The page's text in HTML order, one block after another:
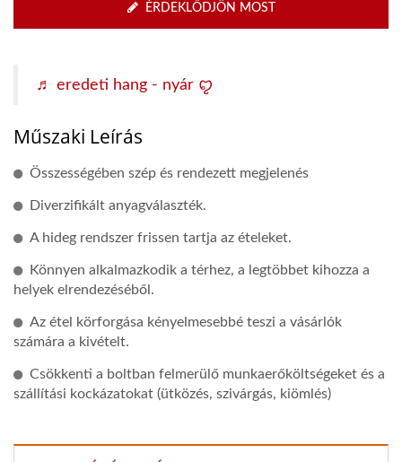
ÉRDEKLŐDJÖN MOST
♬ eredeti hang - nyár ꨄ
Műszaki Leírás
Összességében szép és rendezett megjelenés
Diverzifikált anyagválaszték.
A hideg rendszer frissen tartja az ételeket.
Könnyen alkalmazkodik a térhez, a legtöbbet kihozza a
helyek elrendezéséből.
Az étel körforgása kényelmesebbé teszi a vásárlók
számára a kivételt.
Csökkenti a boltban felmerülő munkaerőköltségeket és a
szállítási kockázatokat (ütközés, szivárgás, kiömlés)